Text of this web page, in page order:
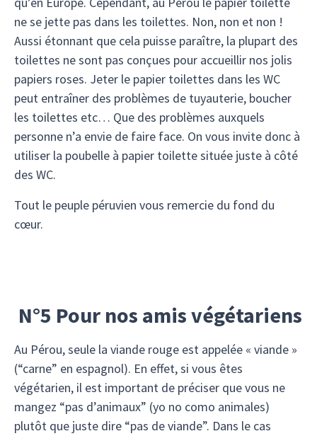
ne se jette pas dans les toilettes. Non, non et non !
Aussi étonnant que cela puisse paraître, la plupart des
toilettes ne sont pas conçues pour accueillir nos jolis
papiers roses. Jeter le papier toilettes dans les WC
peut entraîner des problèmes de tuyauterie, boucher
les toilettes etc… Que des problèmes auxquels
personne n’a envie de faire face. On vous invite donc à
utiliser la poubelle à papier toilette située juste à côté
des WC.
Tout le peuple péruvien vous remercie du fond du
cœur.
N°5 Pour nos amis végétariens
Au Pérou, seule la viande rouge est appelée « viande »
(“carne” en espagnol). En effet, si vous êtes
végétarien, il est important de préciser que vous ne
mangez “pas d’animaux” (yo no como animales)
plutôt que juste dire “pas de viande”. Dans le cas